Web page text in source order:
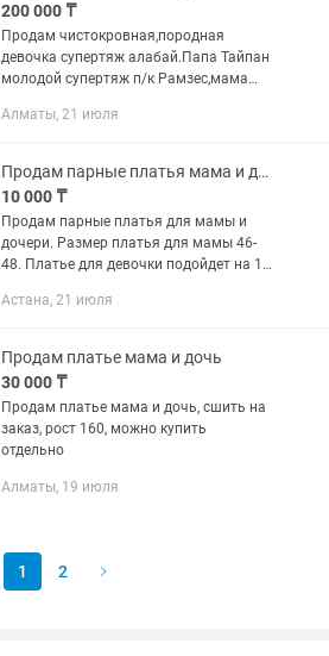
200 000 ₸
Продам чистокровная,породная
девочка супертяж алабай.Папа Тайпан
молодой супертяж п/к Рамзес,мама
2.Малышка привита по
документов.Рождения 25.03.26
Алматы, 21 июля
Продам парные платья мама и доча
10 000 ₸
Продам парные платья для мамы и
дочери. Размер платья для мамы 46-
48. Платье для девочки подойдет на 1
Самовывоз пр.Сарыарка 11.
Астана, 21 июля
Продам платье мама и дочь
30 000 ₸
Продам платье мама и дочь, сшить на
заказ, рост 160, можно купить
отдельно
Алматы, 19 июля
1 2